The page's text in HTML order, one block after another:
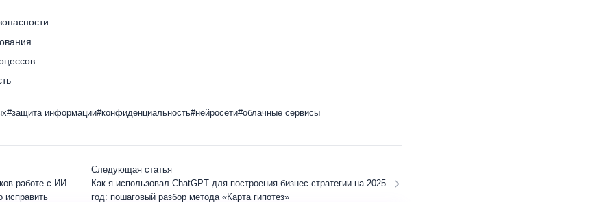
#защита информации#конфиденциальность#нейросети#облачные сервисы
работе с ИИ
исправить
Следующая статья
Как я использовал ChatGPT для построения бизнес-стратегии на 2025
год: пошаговый разбор метода «Карта гипотез»